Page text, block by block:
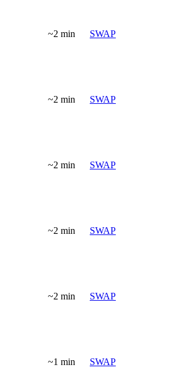
~2 min SWAP
~2 min SWAP
~2 min SWAP
~2 min SWAP
~2 min SWAP
~1 min SWAP